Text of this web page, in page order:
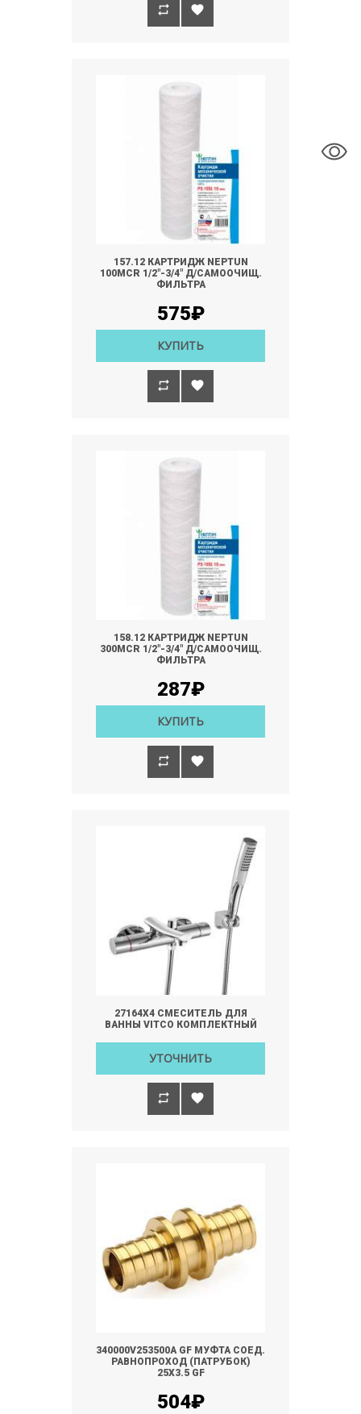
157.12 КАРТРИДЖ NEPTUN
100MCR 1/2"-3/4" Д/САМООЧИЩ.
ФИЛЬТРА
575₽
КУПИТЬ
158.12 КАРТРИДЖ NEPTUN
300MCR 1/2"-3/4" Д/САМООЧИЩ.
ФИЛЬТРА
287₽
КУПИТЬ
27164Х4 СМЕСИТЕЛЬ ДЛЯ
ВАННЫ VITCO КОМПЛЕКТНЫЙ
УТОЧНИТЬ
340000V253500A GF МУФТА СОЕД.
РАВНОПРОХОД (ПАТРУБОК)
25Х3.5 GF
504₽